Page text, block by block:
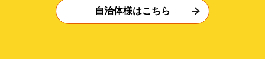
自治体様はこちら